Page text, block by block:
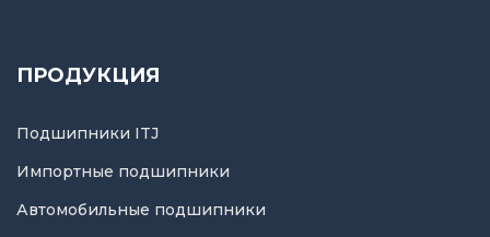
ПРОДУКЦИЯ
Подшипники ITJ
Импортные подшипники
Автомобильные подшипники